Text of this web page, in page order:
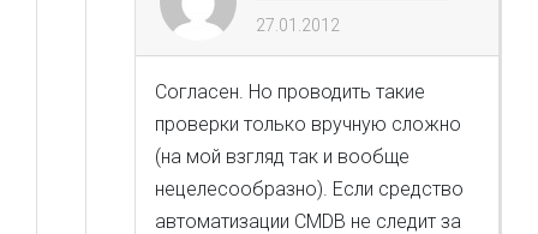
27.01.2012
Согласен. Но проводить такие
проверки только вручную сложно
(на мой взгляд так и вообще
нецелесообразно). Если средство
автоматизации CMDB не следит за